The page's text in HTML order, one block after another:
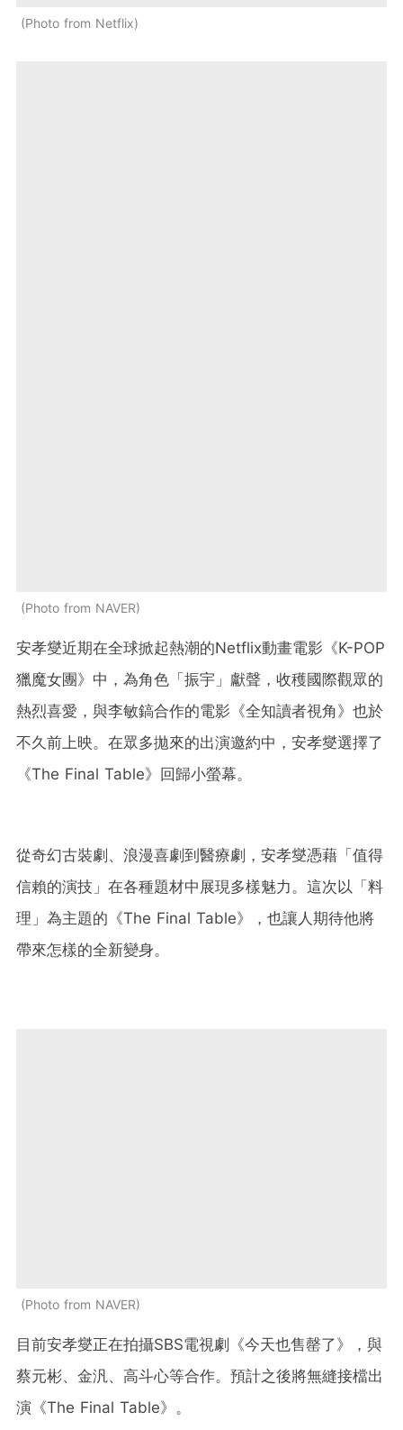
Photo from Netflix
Photo from NAVER
安孝燮近期在全球掀起熱潮的Netflix動畫電影《K-POP
獵魔女團》中，為角色「振宇」獻聲，收穫國際觀眾的
熱烈喜愛，與李敏鎬合作的電影《全知讀者視角》也於
不久前上映。在眾多拋來的出演邀約中，安孝燮選擇了
《The Final Table》回歸小螢幕。
從奇幻古裝劇、浪漫喜劇到醫療劇，安孝燮憑藉「值得
信賴的演技」在各種題材中展現多樣魅力。這次以「料
理」為主題的《The Final Table》，也讓人期待他將
帶來怎樣的全新變身。
Photo from NAVER
目前安孝燮正在拍攝SBS電視劇《今天也售罄了》，與
蔡元彬、金汎、高斗心等合作。預計之後將無縫接檔出
演《The Final Table》。